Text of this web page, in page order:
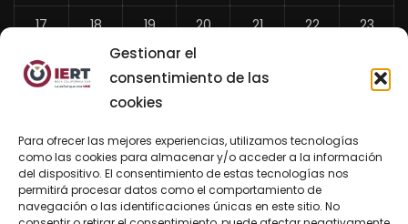
Gestionar el
consentimiento de las
cookies
Para ofrecer las mejores experiencias, utilizamos tecnologías
como las cookies para almacenar y/o acceder a la información
del dispositivo. El consentimiento de estas tecnologías nos
permitirá procesar datos como el comportamiento de
navegación o las identificaciones únicas en este sitio. No
17 18 19 20 21 22 23
24 26 27
«
Jul